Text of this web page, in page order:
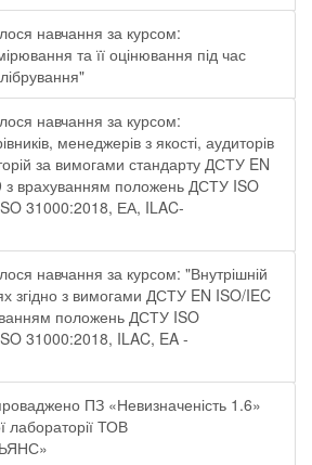
навчання за курсом:
та її оцінювання під час
навчання за курсом:
менеджерів з якості, аудиторів
за вимогами стандарту ДСТУ EN
з врахуванням положень ДСТУ ISO
31000:2018, ЕА, ILAC-
навчання за курсом: "Внутрішній
згідно з вимогами ДСТУ EN ISO/IEC
положень ДСТУ ISO
31000:2018, ILAC, EA -
ПЗ «Невизначеність 1.6»
лабораторії ТОВ